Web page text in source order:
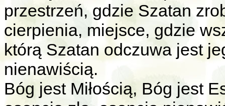
przestrzeń, gdzie Szatan
cierpienia, miejsce, gdzie
którą Szatan odczuwa jest
nienawiścią.
Bóg jest Miłością, Bóg jest